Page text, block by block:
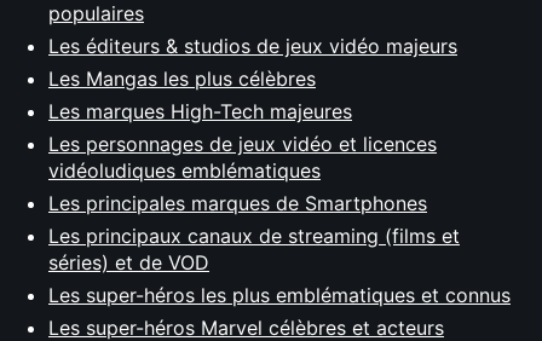
populaires
Les éditeurs & studios de jeux vidéo majeurs
Les Mangas les plus célèbres
Les marques High-Tech majeures
Les personnages de jeux vidéo et licences
vidéoludiques emblématiques
Les principales marques de Smartphones
Les principaux canaux de streaming (films et
séries) et de VOD
Les super-héros les plus emblématiques et connus
Les super-héros Marvel célèbres et acteurs